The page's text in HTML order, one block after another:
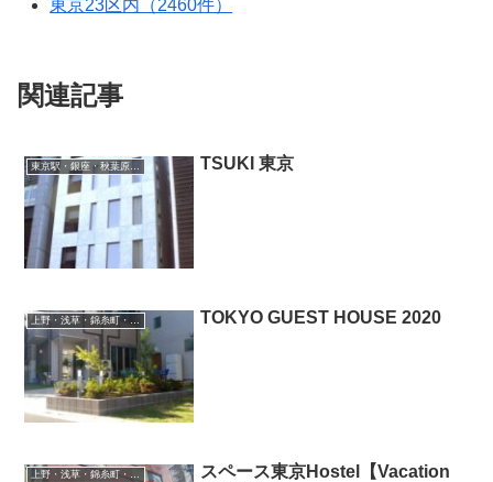
東京23区内（2460件）
関連記事
TSUKI 東京
TOKYO GUEST HOUSE 2020
スペース東京Hostel【Vacation